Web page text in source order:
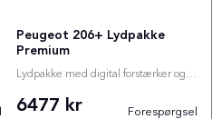
Peugeot 206+ Lydpakke
Premium
Lydpakke med digital forstærker og valgfri subwoofer
6477 kr Forespørgsel